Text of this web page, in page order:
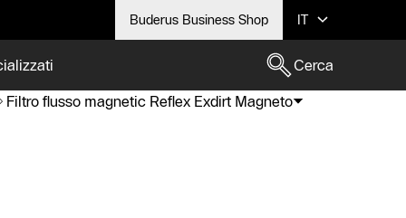
Buderus Business Shop IT
Cerca
Filtro flusso magnetic Reflex Exdirt Magneto